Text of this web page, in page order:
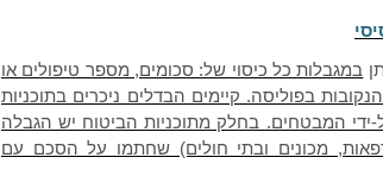
במגבלות כל כיסוי של: סכומים, מספר טיפולים או
בפוליסה. קיימים הבדלים ניכרים בתוכניות
ידי המבטחים. בחלק מתוכניות הביטוח יש הגבלה
מכונים ובתי חולים) שחתמו על הסכם עם